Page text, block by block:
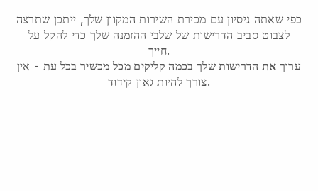
כפי שאתה ניסיון עם מכירת השירות המקוון שלך, ייתכן שתרצה
לצבוט סביב הדרישות של שלבי ההזמנה שלך כדי להקל על
חייך.
ערוך את הדרישות שלך בכמה קליקים מכל מכשיר בכל עת - אין
צורך להיות גאון קידוד.